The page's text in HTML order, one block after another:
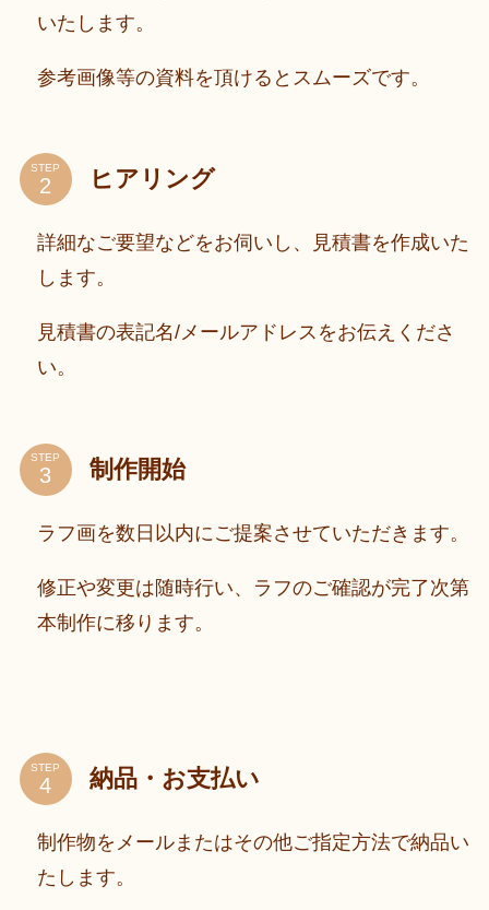
いたします。
参考画像等の資料を頂けるとスムーズです。
STEP ヒアリング
詳細なご要望などをお伺いし、見積書を作成いた
します。
見積書の表記名/メールアドレスをお伝えくださ
い。
STEP 制作開始
ラフ画を数日以内にご提案させていただきます。
修正や変更は随時行い、ラフのご確認が完了次第
本制作に移ります。
STEP 納品・お支払い
制作物をメールまたはその他ご指定方法で納品い
たします。